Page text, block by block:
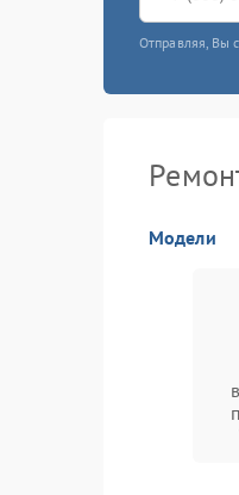
Отправляя, Вы
Модели